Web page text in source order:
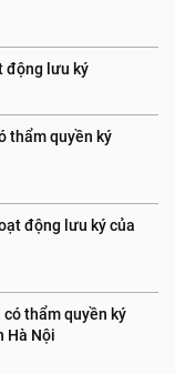
động lưu ký
thẩm quyền ký
động lưu ký của
thẩm quyền ký
Hà Nội